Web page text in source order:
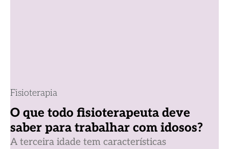
Fisioterapia
O que todo fisioterapeuta deve
saber para trabalhar com idosos?
A terceira idade tem características